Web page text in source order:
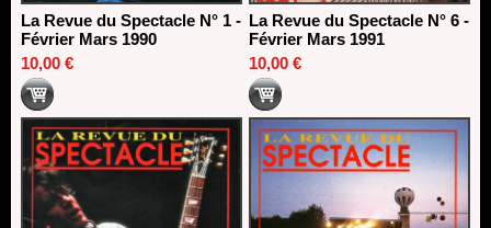
La Revue du Spectacle N° 1 -
Février Mars 1990
10,00 €
La Revue du Spectacle N° 6 -
Février Mars 1991
10,00 €